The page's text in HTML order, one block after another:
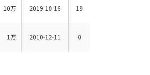
10万 2019-10-16 19
1万 2010-12-11 0